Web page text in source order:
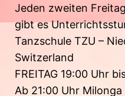
Jeden zweiten
gibt es
Tanzschule TZU –
Switzerland
FREITAG 19:00 Uhr
Ab 21:00 Uhr Milonga